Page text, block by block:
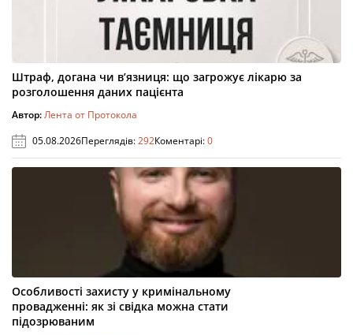
Штраф, догана чи в’язниця: що загрожує лікарю за
розголошення даних пацієнта
Автор:Лента от Протокола
05.08.2026Переглядів:292Коментарі:0
Особливості захисту у кримінальному
провадженні: як зі свідка можна стати
підозрюваним